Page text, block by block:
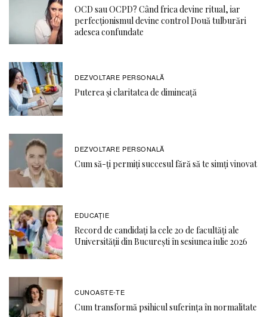
OCD sau OCPD? Când frica devine ritual, iar
perfecționismul devine control Două tulburări
adesea confundate
DEZVOLTARE PERSONALĂ
Puterea și claritatea de dimineață
DEZVOLTARE PERSONALĂ
Cum să-ți permiți succesul fără să te simți vinovat
EDUCAŢIE
Record de candidați la cele 20 de facultăți ale
Universității din București în sesiunea iulie 2026
CUNOASTE-TE
Cum transformă psihicul suferința în normalitate